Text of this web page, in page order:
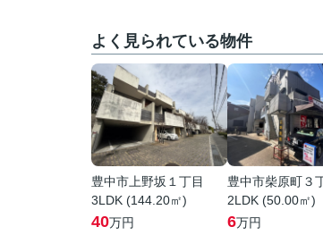
よく見られている物件
豊中市上野坂１丁目
3LDK (144.20㎡)
40万円
豊中市柴原町３
2LDK (50.00㎡)
6万円